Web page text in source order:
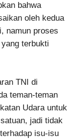
bahwa
oleh kedua
namun proses
terbukti
TNI di
teman-teman
Udara untuk
jadi tidak
isu-isu